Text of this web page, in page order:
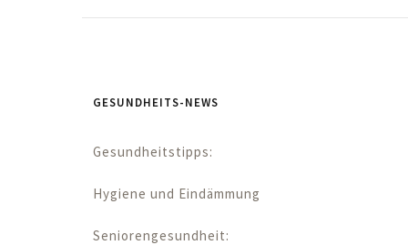
GESUNDHEITS-NEWS
Gesundheitstipps:
Hygiene und Eindämmung
Seniorengesundheit: